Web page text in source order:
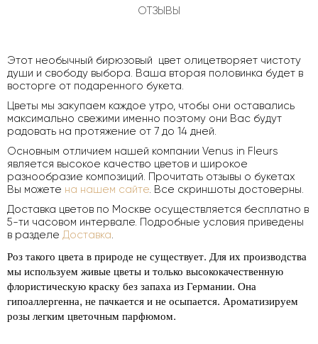
ОТЗЫВЫ
Этот необычный бирюзовый цвет олицетворяет чистоту
души и свободу выбора. Ваша вторая половинка будет в
восторге от подаренного букета.
Цветы мы закупаем каждое утро, чтобы они оставались
максимально свежими именно поэтому они Вас будут
радовать на протяжение от 7 до 14 дней.
Основным отличием нашей компании Venus in Fleurs
является высокое качество цветов и широкое
разнообразие композиций. Прочитать отзывы о букетах
Вы можете на нашем сайте. Все скриншоты достоверны.
Доставка цветов по Москве осуществляется бесплатно в
5-ти часовом интервале. Подробные условия приведены
в разделе Доставка.
Роз такого цвета в природе не существует. Для их производства
мы используем живые цветы и только высококачественную
флористическую краску без запаха из Германии. Она
гипоаллергенна, не пачкается и не осыпается. Ароматизируем
розы легким цветочным парфюмом.